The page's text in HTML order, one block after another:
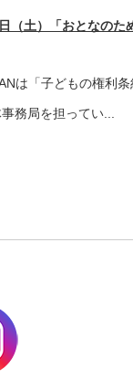
日（土）「おとなの
は「子どもの権利
務局を担ってい...